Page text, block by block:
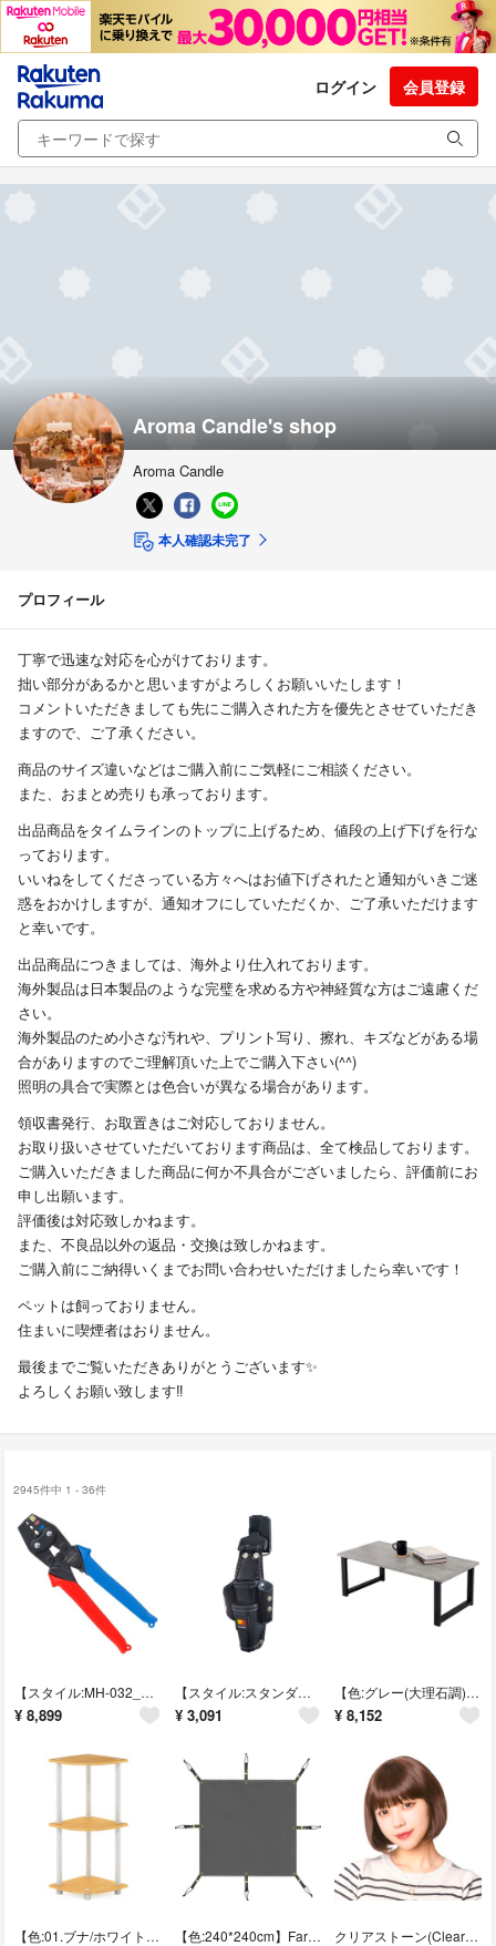
ログイン 会員登録
Aroma Candle's shop
Aroma Candle
本人確認未完了
プロフィール
丁寧で迅速な対応を心がけております。
拙い部分があるかと思いますがよろしくお願いいたします！
コメントいただきましても先にご購入された方を優先とさせていただき
ますので、ご了承ください。
商品のサイズ違いなどはご購入前にご気軽にご相談ください。
また、おまとめ売りも承っております。
出品商品をタイムラインのトップに上げるため、値段の上げ下げを行な
っております。
いいねをしてくださっている方々へはお値下げされたと通知がいきご迷
惑をおかけしますが、通知オフにしていただくか、ご了承いただけます
と幸いです。
出品商品につきましては、海外より仕入れております。
海外製品は日本製品のような完璧を求める方や神経質な方はご遠慮くだ
さい。
海外製品のため小さな汚れや、プリント写り、擦れ、キズなどがある場
合がありますのでご理解頂いた上でご購入下さい(^^)
照明の具合で実際とは色合いが異なる場合があります。
領収書発行、お取置きはご対応しておりません。
お取り扱いさせていただいております商品は、全て検品しております。
ご購入いただきました商品に何か不具合がございましたら、評価前にお
申し出願います。
評価後は対応致しかねます。
また、不良品以外の返品・交換は致しかねます。
ご購入前にご納得いくまでお問い合わせいただけましたら幸いです！
ペットは飼っておりません。
住まいに喫煙者はおりません。
最後までご覧いただきありがとうございます✨
よろしくお願い致します‼︎
2945件中 1 - 36件
【スタイル:MH-032_パターン名:単品】マーベル(MARVEL) 圧着工具
¥ 8,899
【スタイル:スタンダード_パターン名:高密度ナイロン_サイズ:4本差し】タジマ
¥ 3,091
【色:グレー(大理石調)_サイズ:幅90】萩原(Hagihara) ローテーブル
¥ 8,152
【色:01.ブナ/ホワイト_スタイル:3段】フリノ(Furinno) 3段コーナ 【色:240*240cm】Farfly テントシート 防水加工 耐水圧3000m クリアストーン(Clearstone) WIGGY RICH ウィッグ ぱっつん